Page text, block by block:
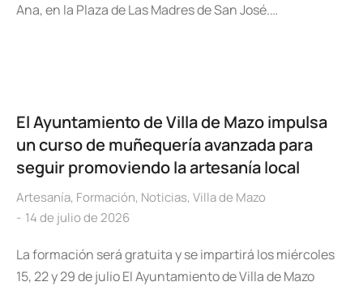
Ana, en la Plaza de Las Madres de San José.…
El Ayuntamiento de Villa de Mazo impulsa
un curso de muñequería avanzada para
seguir promoviendo la artesanía local
Artesanía, Formación, Noticias, Villa de Mazo
14 de julio de 2026
La formación será gratuita y se impartirá los miércoles
15, 22 y 29 de julio El Ayuntamiento de Villa de Mazo